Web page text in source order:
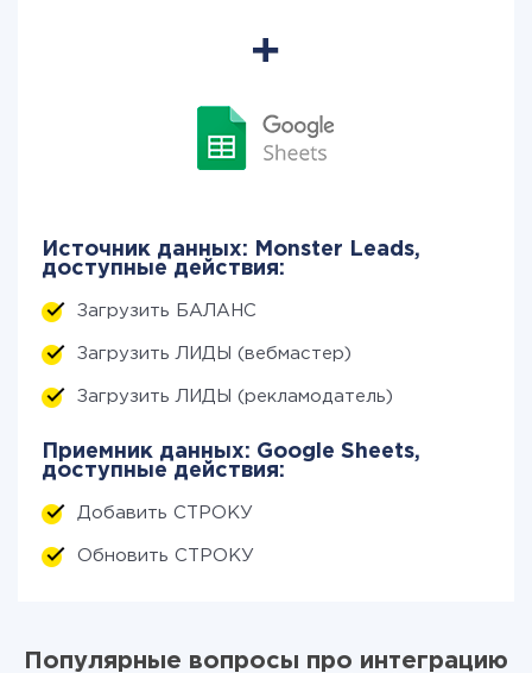
Источник данных: Monster Leads,
доступные действия:
Загрузить БАЛАНС
Загрузить ЛИДЫ (вебмастер)
Загрузить ЛИДЫ (рекламодатель)
Приемник данных: Google Sheets,
доступные действия:
Добавить СТРОКУ
Обновить СТРОКУ
Популярные вопросы про интеграцию